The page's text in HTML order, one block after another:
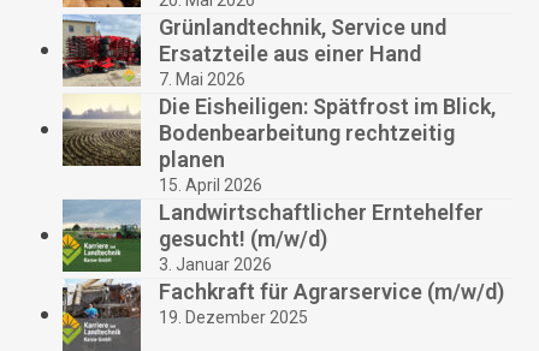
Grünlandtechnik, Service und
Ersatzteile aus einer Hand
7. Mai 2026
Die Eisheiligen: Spätfrost im Blick,
Bodenbearbeitung rechtzeitig
planen
15. April 2026
Landwirtschaftlicher Erntehelfer
gesucht! (m/w/d)
3. Januar 2026
Fachkraft für Agrarservice (m/w/d)
19. Dezember 2025